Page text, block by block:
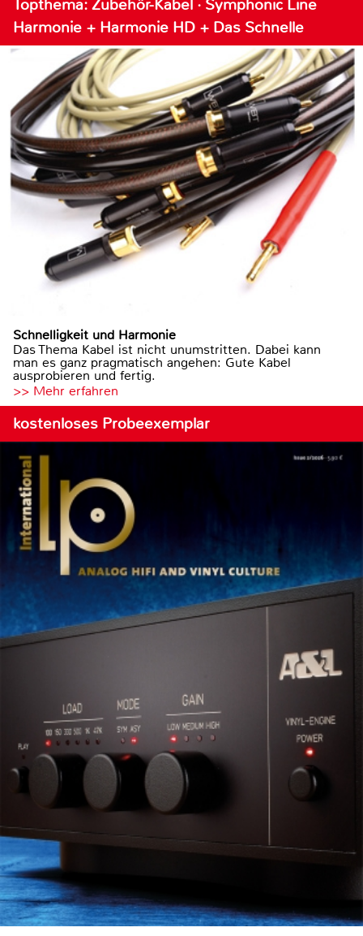
Topthema: Zubehör-Kabel · Symphonic Line
Harmonie + Harmonie HD + Das Schnelle
Schnelligkeit und Harmonie
Das Thema Kabel ist nicht unumstritten. Dabei kann
man es ganz pragmatisch angehen: Gute Kabel
ausprobieren und fertig.
>> Mehr erfahren
kostenloses Probeexemplar